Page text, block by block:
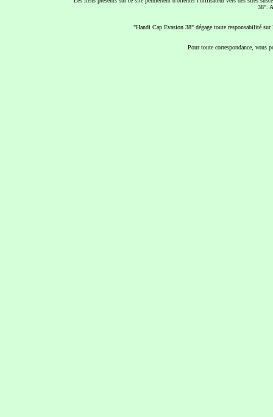
38".
"Handi Cap Evasion 38" dégage toute responsabilité
Pour toute correspondance, vous